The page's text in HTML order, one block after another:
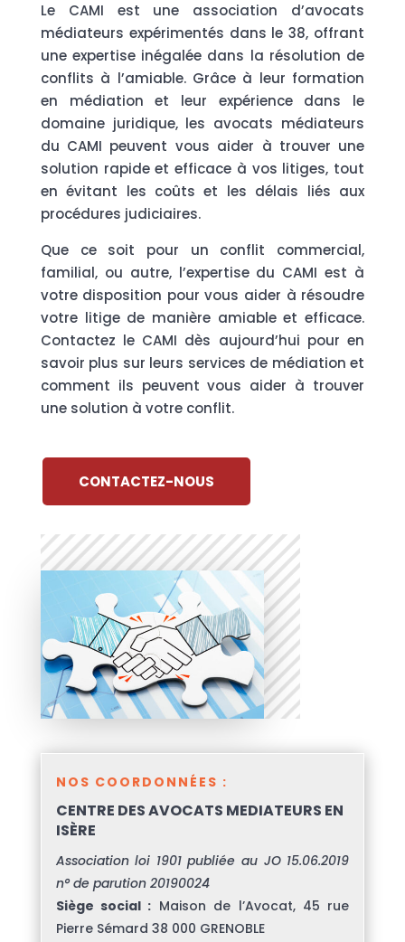
Le CAMI est une association d’avocats
médiateurs expérimentés dans le 38, offrant
une expertise inégalée dans la résolution de
conflits à l’amiable. Grâce à leur formation
en médiation et leur expérience dans le
domaine juridique, les avocats médiateurs
du CAMI peuvent vous aider à trouver une
solution rapide et efficace à vos litiges, tout
en évitant les coûts et les délais liés aux
procédures judiciaires.
Que ce soit pour un conflit commercial,
familial, ou autre, l’expertise du CAMI est à
votre disposition pour vous aider à résoudre
votre litige de manière amiable et efficace.
Contactez le CAMI dès aujourd’hui pour en
savoir plus sur leurs services de médiation et
comment ils peuvent vous aider à trouver
une solution à votre conflit.
CONTACTEZ-NOUS
NOS COORDONNÉES :
CENTRE DES AVOCATS MEDIATEURS EN
ISÈRE
Association loi 1901 publiée au JO 15.06.2019
n° de parution 20190024
Siège social : Maison de l’Avocat, 45 rue
Pierre Sémard 38 000 GRENOBLE